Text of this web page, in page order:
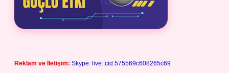
Reklam ve İletişim: Skype: live:.cid.575569c608265c69